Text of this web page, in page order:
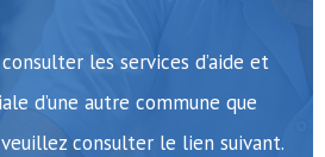
les services d’aide et
d’une autre commune que
consulter le lien suivant.